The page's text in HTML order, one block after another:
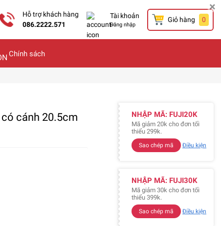
×
Hỗ trợ khách hàng
086.2222.571
Tài khoản
Đăng nhập
Giỏ hàng 0
Chính sách
có cánh 20.5cm NHẬP MÃ: FUJI20K
Mã giảm 20k cho đơn tối
thiểu 299k.
Sao chép mã Điều kiện
NHẬP MÃ: FUJI30K
Mã giảm 30k cho đơn tối
thiểu 399k.
Sao chép mã Điều kiện